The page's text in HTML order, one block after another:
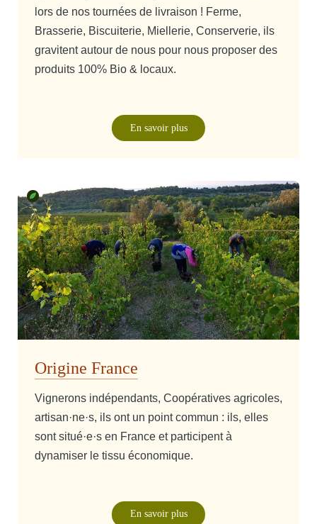
lors de nos tournées de livraison ! Ferme,
Brasserie, Biscuiterie, Miellerie, Conserverie, ils
gravitent autour de nous pour nous proposer des
produits 100% Bio & locaux.
En savoir plus
Origine France
Vignerons indépendants, Coopératives agricoles,
artisan·ne·s, ils ont un point commun : ils, elles
sont situé·e·s en France et participent à
dynamiser le tissu économique.
En savoir plus